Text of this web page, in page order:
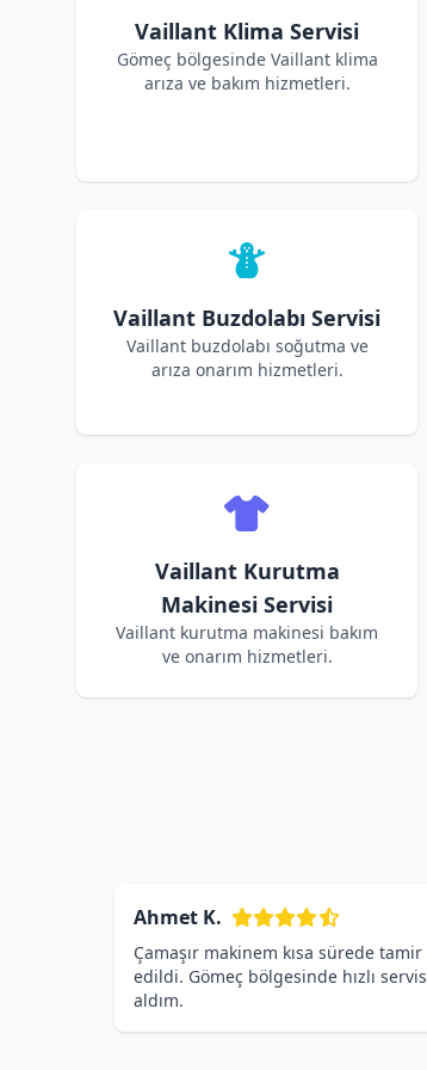
Vaillant Klima Servisi
Gömeç bölgesinde Vaillant klima
arıza ve bakım hizmetleri.
Vaillant Buzdolabı Servisi
Vaillant buzdolabı soğutma ve
arıza onarım hizmetleri.
Vaillant Kurutma
Makinesi Servisi
Vaillant kurutma makinesi bakım
ve onarım hizmetleri.
Ahmet K.
Çamaşır makinem kısa sürede tamir
edildi. Gömeç bölgesinde hızlı servis
aldım.